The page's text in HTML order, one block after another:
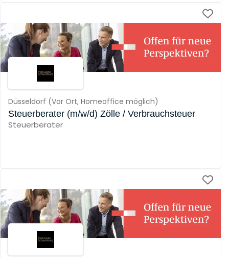
Düsseldorf (Vor Ort, Homeoffice möglich)
Steuerberater (m/w/d) Zölle / Verbrauchsteuer
Steuerberater